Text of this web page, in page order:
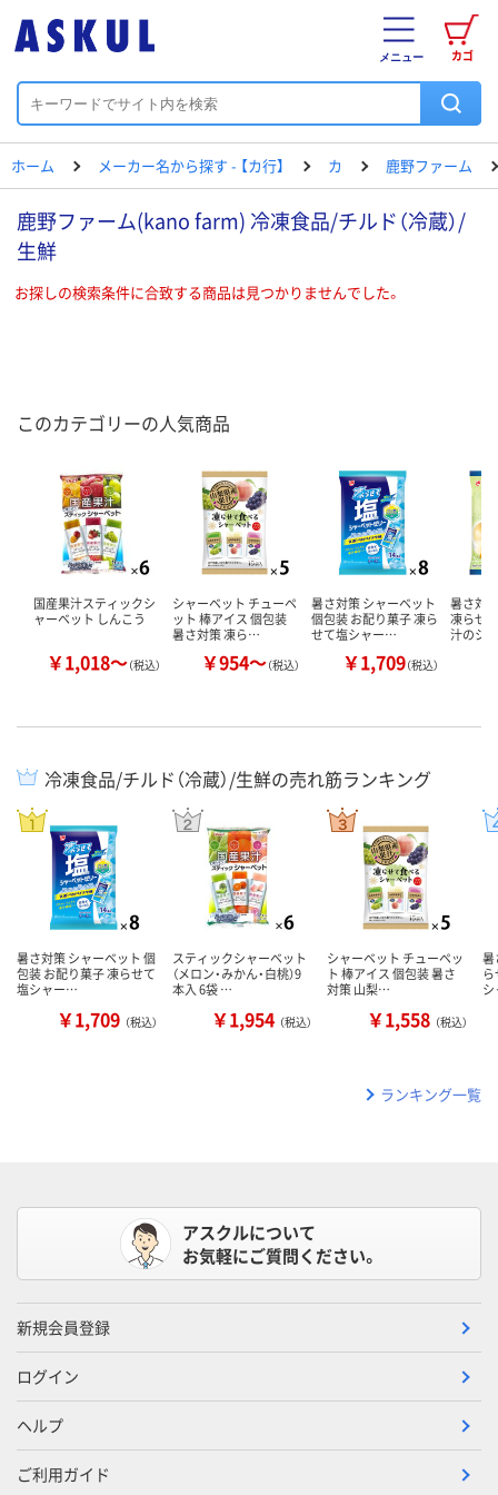
カゴ
メニュー
ホーム メーカー名から探す - 【カ行】 カ 鹿野ファーム
鹿野ファーム(kano farm) 冷凍食品/チルド（冷蔵）/
生鮮
お探しの検索条件に合致する商品は見つかりませんでした。
このカテゴリーの人気商品
国産果汁スティックシ
ャーベット しんこう
￥1,018～（税込）
シャーベット チューペ
ット 棒アイス 個包装
暑さ対策 凍ら…
￥954～（税込）
暑さ対策 シャーベット
個包装 お配り菓子 凍ら
せて塩シャー…
￥1,709（税込）
暑さ対
凍らせ
汁のシ
冷凍食品/チルド（冷蔵）/生鮮の売れ筋ランキング
暑さ対策 シャーベット 個
包装 お配り菓子 凍らせて
塩シャー…
￥1,709 （税込）
スティックシャーベット
（メロン・みかん・白桃）9
本入 6袋 …
￥1,954 （税込）
シャーベット チューペッ
ト 棒アイス 個包装 暑さ
対策 山梨…
￥1,558 （税込）
暑
ランキング一覧
アスクルについて
お気軽にご質問ください。
新規会員登録
ログイン
ヘルプ
ご利用ガイド